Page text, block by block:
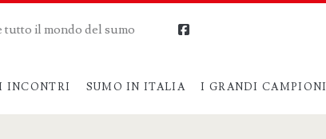
tutto il mondo del sumo
INCONTRI SUMO IN ITALIA I GRANDI CAMPIONI
facebook